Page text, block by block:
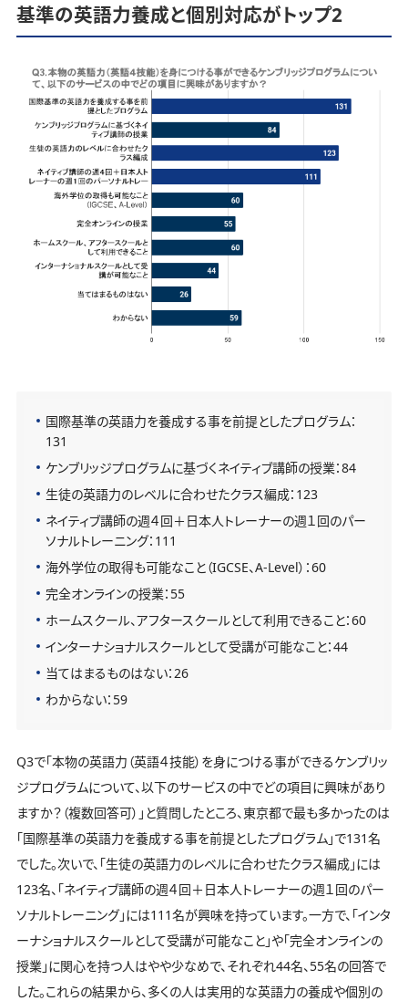
基準の英語力養成と個別対応がトップ2
国際基準の英語力を養成する事を前提としたプログラム：
131
ケンブリッジプログラムに基づくネイティブ講師の授業：84
生徒の英語力のレベルに合わせたクラス編成：123
ネイティブ講師の週４回＋日本人トレーナーの週１回のパー
ソナルトレーニング：111
海外学位の取得も可能なこと（IGCSE、A-Level）：60
完全オンラインの授業：55
ホームスクール、アフタースクールとして利用できること：60
インターナショナルスクールとして受講が可能なこと：44
当てはまるものはない：26
わからない：59
Q3で「本物の英語力（英語４技能）を身につける事ができるケンブリッ
ジプログラムについて、以下のサービスの中でどの項目に興味があり
ますか？（複数回答可）」と質問したところ、東京都で最も多かったのは
「国際基準の英語力を養成する事を前提としたプログラム」で131名
でした。次いで、「生徒の英語力のレベルに合わせたクラス編成」には
123名、「ネイティブ講師の週４回＋日本人トレーナーの週１回のパー
ソナルトレーニング」には111名が興味を持っています。一方で、「インタ
ーナショナルスクールとして受講が可能なこと」や「完全オンラインの
授業」に関心を持つ人はやや少なめで、それぞれ44名、55名の回答で
した。これらの結果から、多くの人は実用的な英語力の養成や個別の